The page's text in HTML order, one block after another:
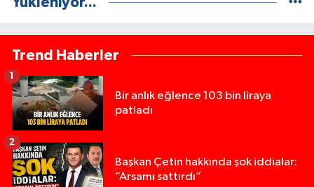
Trend Haberler
Bir anlık eğlence 103 bin liraya
patladı
1
Başkan Çetin hakkında şok iddialar:
“Arsamı sattırdı”
2